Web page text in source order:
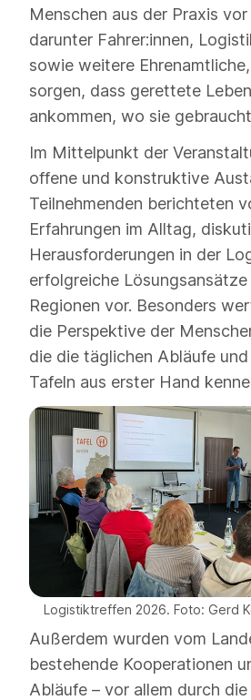
Menschen aus der Praxis
darunter Fahrer:innen,
sowie weitere
sorgen, dass gerettete
ankommen, wo sie
Im Mittelpunkt der
offene und konstruktive
Teilnehmenden berichteten
Erfahrungen im Alltag,
Herausforderungen in der
erfolgreiche Lösungsansätze
Regionen vor. Besonders
die Perspektive der
die die täglichen Abläufe
Tafeln aus erster Hand
Logistiktreffen 2026. Foto: Gerd
Außerdem wurden vom
bestehende Kooperationen
Abläufe – vor allem durch